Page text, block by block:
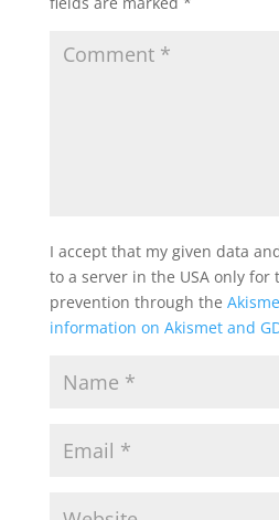
I accept that my given data
to a server in the USA only for
prevention through the
information on Akismet and